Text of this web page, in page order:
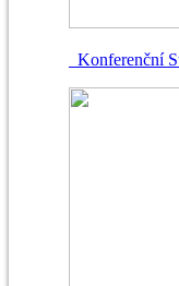
Konferenční